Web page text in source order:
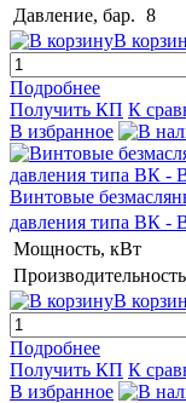
Давление, бар. 8
В
Подробнее
Получить КП К
В избранное
Винтовые
давления типа ВК -
Мощность, кВт
В
Подробнее
Получить КП К
В избранное